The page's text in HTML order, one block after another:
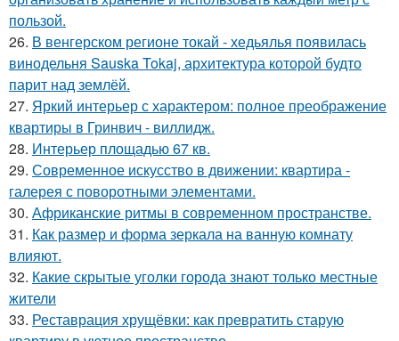
пользой.
26. В венгерском регионе токай - хедьялья появилась
винодельня Sauska Tokaj, архитектура которой будто
парит над землёй.
27. Яркий интерьер с характером: полное преображение
квартиры в Гринвич - виллидж.
28. Интерьер площадью 67 кв.
29. Современное искусство в движении: квартира -
галерея с поворотными элементами.
30. Африканские ритмы в современном пространстве.
31. Как размер и форма зеркала на ванную комнату
влияют.
32. Какие скрытые уголки города знают только местные
жители
33. Реставрация хрущёвки: как превратить старую